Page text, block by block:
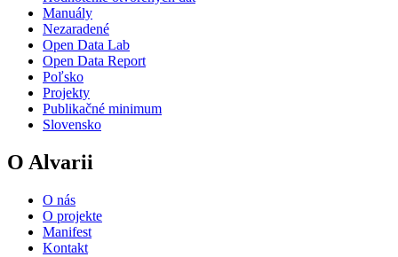
Manuály
Nezaradené
Open Data Lab
Open Data Report
Poľsko
Projekty
Publikačné minimum
Slovensko
O Alvarii
O nás
O projekte
Manifest
Kontakt